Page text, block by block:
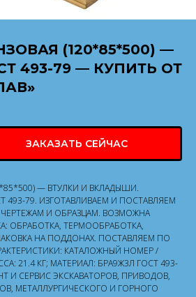
(120*85*500) —
493-79 — КУПИТЬ ОТ
ЗАКАЗАТЬ СЕЙЧАС
— ВТУЛКИ И ВКЛАДЫШИ.
493-79. ИЗГОТАВЛИВАЕМ И ПОСТАВЛЯЕМ
И ОБРАЗЦАМ. ВОЗМОЖНА
ОБРАБОТКА, ТЕРМООБРАБОТКА,
НА ПОДДОНАХ. ПОСТАВЛЯЕМ ПО
КАТАЛОЖНЫЙ НОМЕР /
21.4 КГ; МАТЕРИАЛ: БРА9Ж3Л ГОСТ 493-
И СЕРВИС ЭКСКАВАТОРОВ, ПРИВОДОВ,
МЕТАЛЛУРГИЧЕСКОГО И ГОРНОГО